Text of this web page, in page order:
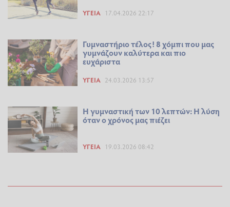
ΥΓΕΊΑ 17.04.2026 22:17
Γυμναστήριο τέλος! 8 χόμπι που μας
γυμνάζουν καλύτερα και πιο
ευχάριστα
ΥΓΕΊΑ 24.03.2026 13:57
Η γυμναστική των 10 λεπτών: Η λύση
όταν ο χρόνος μας πιέζει
ΥΓΕΊΑ 19.03.2026 08:42